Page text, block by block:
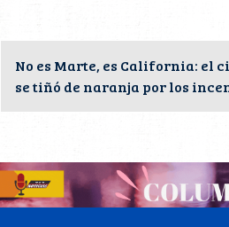
No es Marte, es California: el
se tiñó de naranja por los